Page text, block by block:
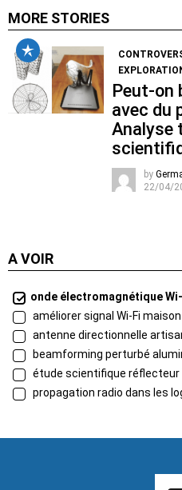
MORE STORIES
Peut-on
avec du
Analyse
by
22/04/
A VOIR
onde électromagnétique
améliorer signal Wi-Fi maison
antenne directionnelle
beamforming perturbé
étude scientifique réflecteur
propagation radio dans les